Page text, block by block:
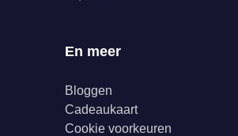
En meer
Bloggen
Cadeaukaart
Cookie voorkeuren